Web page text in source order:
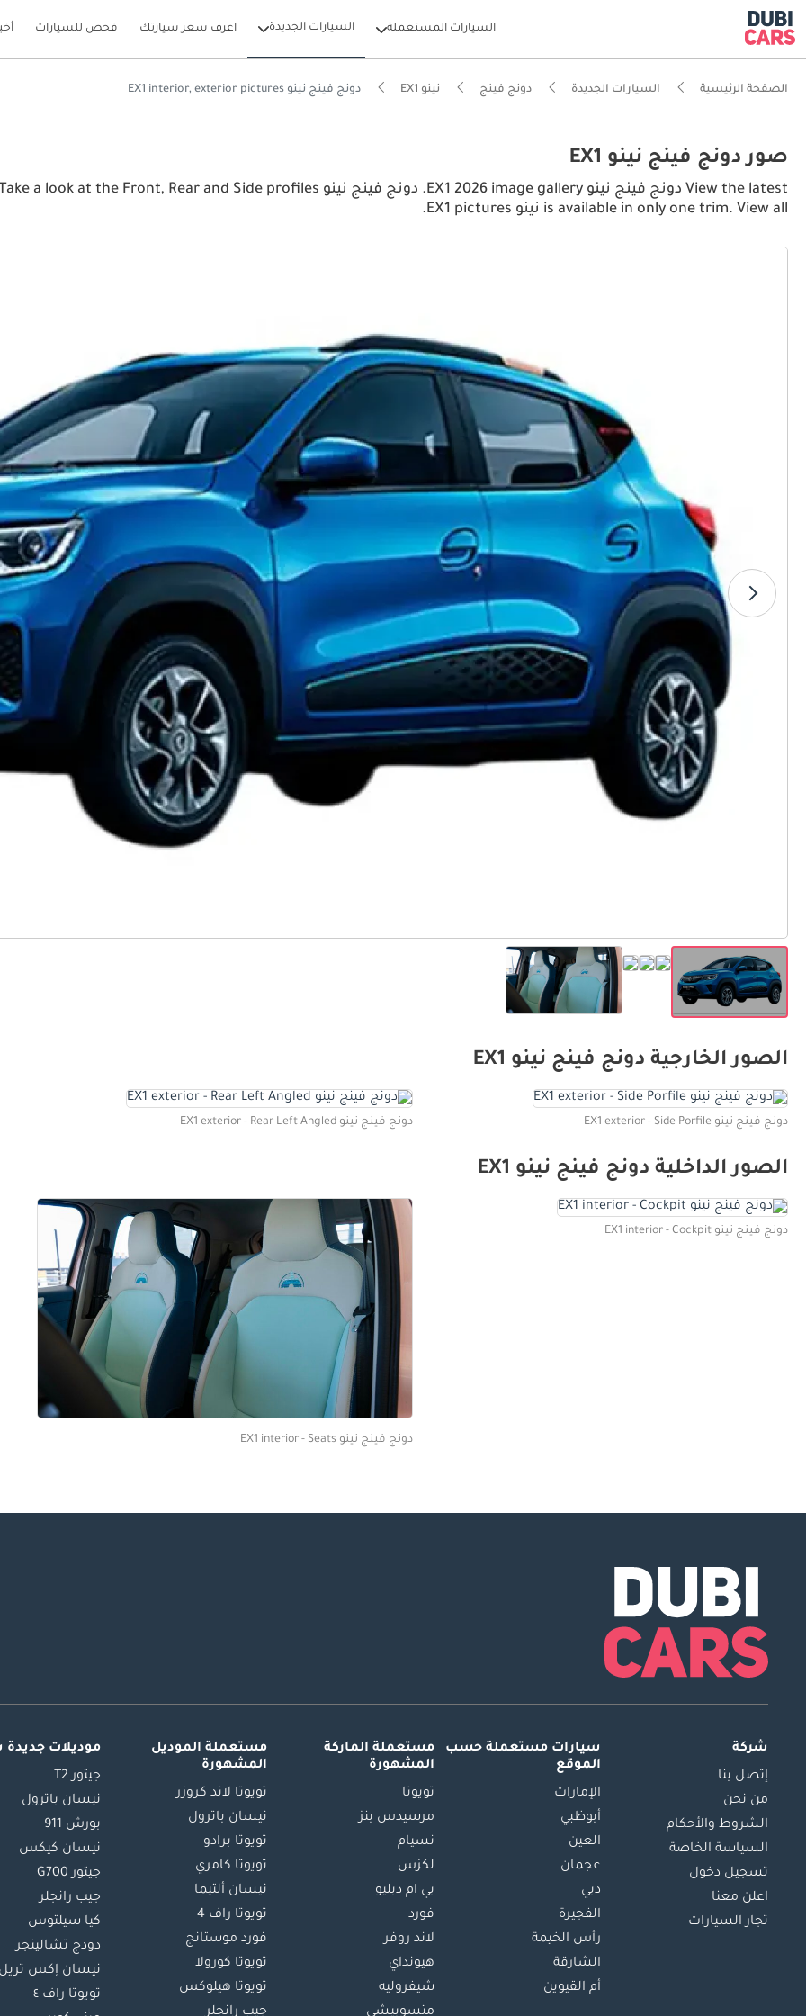
السيارات المستعملة السيارات الجديدة اعرف سعر سيارتك فحص للسيارات
الصفحة الرئيسية السيارات الجديدة دونج فينج نينو EX1 دونج فينج نينو EX1 interior, exterior pictures
صور دونج فينج نينو EX1
is available in only one trim. View all نينو EX1 pictures.
الصور الخارجية دونج فينج نينو EX1
دونج فينج نينو EX1 exterior - Side Porfile دونج فينج نينو EX1 exterior - Rear Left Angled
الصور الداخلية دونج فينج نينو EX1
دونج فينج نينو EX1 interior - Cockpit
دونج فينج نينو EX1 interior - Seats
شركة
إتصل بنا
من نحن
الشروط والأحكام
السياسة الخاصة
تسجيل دخول
اعلن معنا
تجار السيارات
سيارات مستعملة حسب
الموقع
الإمارات
أبوظبي
العين
عجمان
دبي
الفجيرة
رأس الخيمة
الشارقة
أم القيوين
مستعملة الماركة
المشهورة
تويوتا
مرسيدس بنز
نسيام
لكزس
بي ام دبليو
فورد
لاند روفر
هيونداي
شيفروليه
متسوبيشي
مستعملة الموديل
المشهورة
تويوتا لاند كروزر
نيسان باترول
تويوتا برادو
تويوتا كامري
نيسان ألتيما
تويوتا راف 4
فورد موستانج
تويوتا كورولا
تويوتا هيلوكس
جيب رانجلر
موديلات
جيتور T2
نيسان باترول
بورش 911
نيسان كيكس
جيتور G700
جيب رانجلر
كيا سيلتوس
دودج تشالينجر
نيسان إكس تريل
تويوتا راف ٤